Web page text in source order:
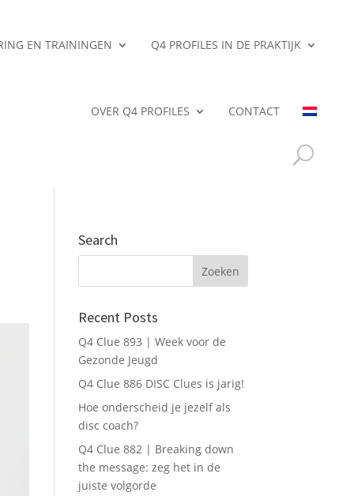
EN TRAININGEN Q4 PROFILES IN DE PRAKTIJK
OVER Q4 PROFILES CONTACT
Search
Recent Posts
Q4 Clue 893 | Week voor de
Gezonde Jeugd
Q4 Clue 886 DISC Clues is jarig!
Hoe onderscheid je jezelf als
disc coach?
Q4 Clue 882 | Breaking down
the message: zeg het in de
juiste volgorde